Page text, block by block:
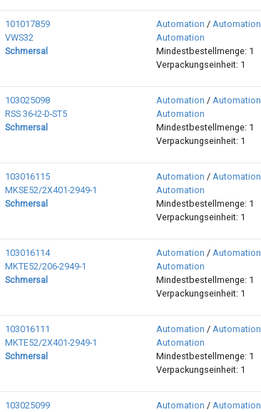
101017859
VWS32
Schmersal
Automation / Automation
Automation
Mindestbestellmenge: 1
Verpackungseinheit: 1
103025098
RSS 36-I2-D-ST5
Schmersal
Automation / Automation
Automation
Mindestbestellmenge: 1
Verpackungseinheit: 1
103016115
MKSE52/2X401-2949-1
Schmersal
Automation / Automation
Automation
Mindestbestellmenge: 1
Verpackungseinheit: 1
103016114
MKTE52/206-2949-1
Schmersal
Automation / Automation
Automation
Mindestbestellmenge: 1
Verpackungseinheit: 1
103016111
MKTE52/2X401-2949-1
Schmersal
Automation / Automation
Automation
Mindestbestellmenge: 1
Verpackungseinheit: 1
103025099
Automation / Automation